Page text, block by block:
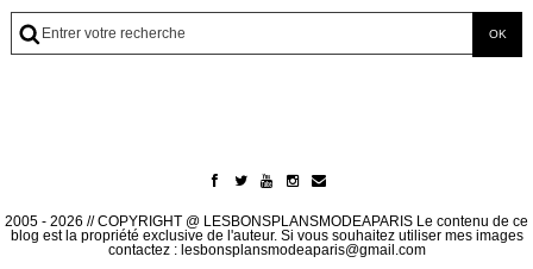
2005 - 2026 // COPYRIGHT @ LESBONSPLANSMODEAPARIS Le contenu de ce
blog est la propriété exclusive de l'auteur. Si vous souhaitez utiliser mes images
contactez : lesbonsplansmodeaparis@gmail.com